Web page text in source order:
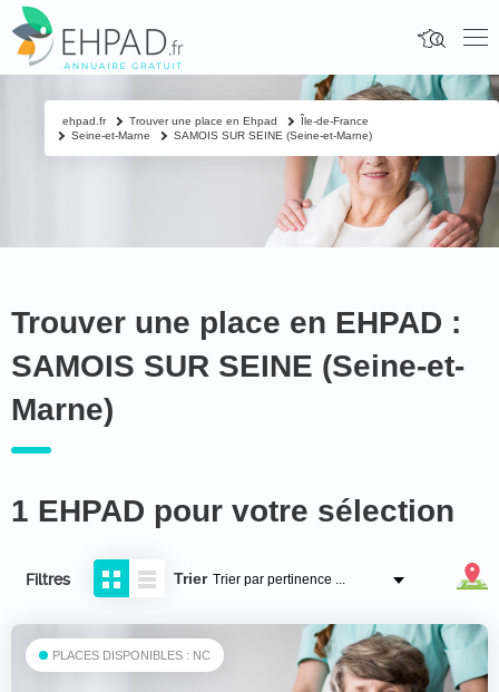
Trouver une place en EHPAD :
SAMOIS SUR SEINE (Seine-et-
Marne)
1 EHPAD pour votre sélection
Filtres Trier
PLACES DISPONIBLES : NC
ehpad.fr Trouver une place en Ehpad
Île-de-France
Seine-et-Marne
SAMOIS SUR SEINE (Seine-et-Marne)